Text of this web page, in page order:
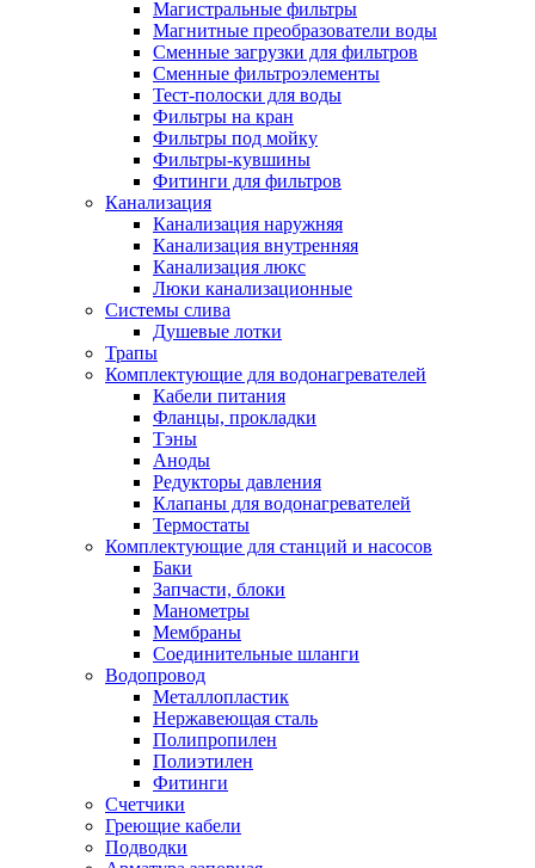
Новости и Акции
Оплата и доставка
Сервис-центр
Адреса Сервис-центров
Условия возврата товара
Обмен и возврат товара
Магистральные фильтры
Магнитные преобразователи воды
Сменные загрузки для фильтров
Сменные фильтроэлементы
Тест-полоски для воды
Фильтры на кран
Фильтры под мойку
Фильтры-кувшины
Фитинги для фильтров
Канализация
Канализация наружняя
Канализация внутренняя
Канализация люкс
Люки канализационные
Системы слива
Душевые лотки
Трапы
Комплектующие для водонагревателей
Кабели питания
Фланцы, прокладки
Тэны
Аноды
Редукторы давления
Клапаны для водонагревателей
Термостаты
Комплектующие для станций и насосов
Баки
Запчасти, блоки
Манометры
Мембраны
Соединительные шланги
Водопровод
Металлопластик
Нержавеющая сталь
Полипропилен
Полиэтилен
Фитинги
Счетчики
Греющие кабели
Подводки